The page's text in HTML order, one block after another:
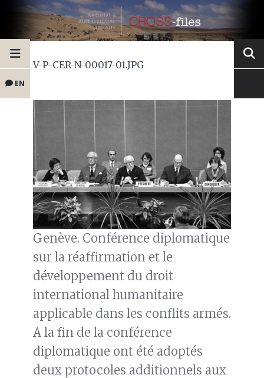
EN
V-P-CER-N-00017-01.JPG
Genève. Conférence diplomatique
sur la réaffirmation et le
développement du droit
international humanitaire
applicable dans les conflits armés.
A la fin de la conférence
diplomatique ont été adoptés
deux protocoles additionnels aux